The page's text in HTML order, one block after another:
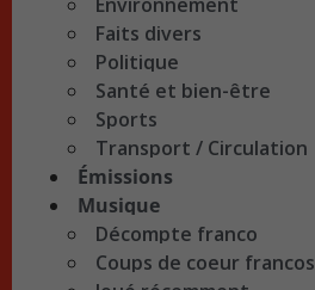
Faits divers
Politique
Santé et bien-être
Sports
Transport / Circulation
Émissions
Musique
Décompte franco
Coups de coeur francos